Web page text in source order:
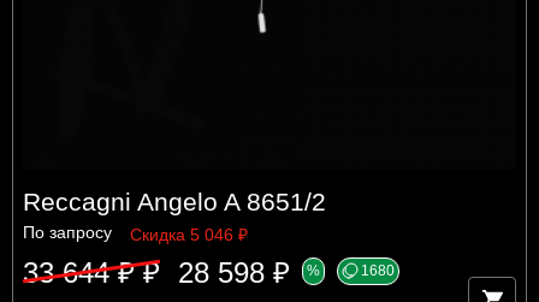
Reccagni Angelo A 8651/2
По запросу Скидка 5 046 ₽
33 644 ₽ ₽ 28 598 ₽ % 1680